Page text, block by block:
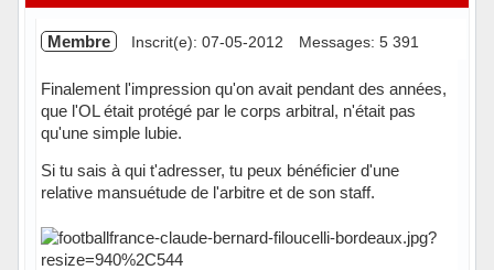
Membre Inscrit(e): 07-05-2012 Messages: 5 391
Finalement l'impression qu'on avait pendant des années,
que l'OL était protégé par le corps arbitral, n'était pas
qu'une simple lubie.
Si tu sais à qui t'adresser, tu peux bénéficier d'une
relative mansuétude de l'arbitre et de son staff.